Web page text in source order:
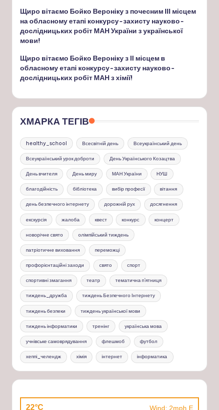
Щиро вітаємо Бойко Вероніку з почесним ІІІ місцем
на обласному етапі конкурсу-захисту науково-
дослідницьких робіт МАН України з української
мови!
Щиро вітаємо Бойко Вероніку з ІІ місцем в
обласному етапі конкурсу-захисту науково-
дослідницьких робіт МАН з хімії!
ХМАРКА ТЕГІВ
healthy_school Всесвітній день Всеукраїнський день
Всеукраїнський урок доброти День Українського Козацтва
День вчителя День миру МАН України НУШ
благодійність бібліотека вибір професії вітання
день безпечного інтернету дорожній рух досягнення
екскурсія жалоба квест конкурс концерт
новорічне свято олімпійський тиждень
патріотичне виховання переможці
профорієнтаційні заходи свято спорт
спортивні змагання театр тематична п'ятниця
тиждень_дружба тиждень Безпечного Інтернету
тиждень безпеки тиждень української мови
тиждень інформатики тренінг українська мова
учнівське самоврядування флешмоб футбол
хеппі_челендж хімія інтернет інформатика
22°C
Wind: 2mph E